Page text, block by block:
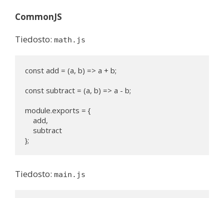
CommonJS
Tiedosto: math.js
const add = (a, b) => a + b;
const subtract = (a, b) => a - b;
module.exports = {
Tiedosto: main.js